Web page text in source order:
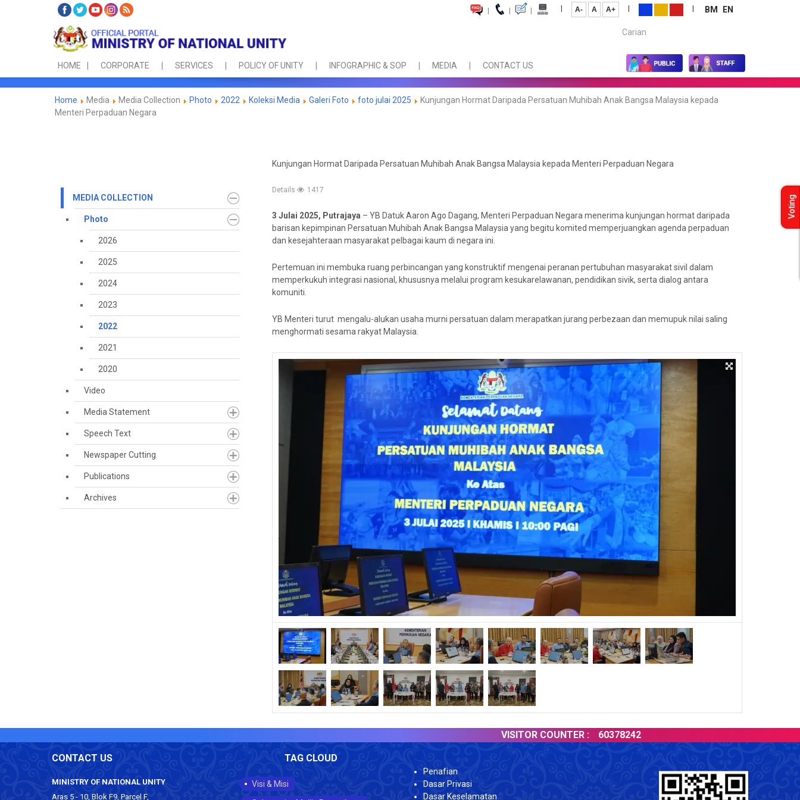
| | | | A- A A+ | | BM
EN
Carian...
HOME CORPORATE SERVICES POLICY OF UNITY INFOGRAPHIC & SOP MEDIA CONTACT US
Home Media Media Collection Photo 2022 Koleksi Media Galeri Foto foto julai 2025
Kunjungan Hormat Daripada Persatuan Muhibah Anak Bangsa Malaysia kepada
Menteri Perpaduan Negara
MEDIA COLLECTION
Photo
2026
2025
2024
2023
2022
2021
2020
Video
Media Statement
Speech Text
Newspaper Cutting
Publications
Archives
Kunjungan Hormat Daripada Persatuan Muhibah Anak Bangsa Malaysia kepada Menteri Perpaduan Negara
Details 1417
3 Julai 2025, Putrajaya – YB Datuk Aaron Ago Dagang, Menteri Perpaduan Negara menerima kunjungan hormat daripada
barisan kepimpinan Persatuan Muhibah Anak Bangsa Malaysia yang begitu komited memperjuangkan agenda perpaduan
dan kesejahteraan masyarakat pelbagai kaum di negara ini.
Pertemuan ini membuka ruang perbincangan yang konstruktif mengenai peranan pertubuhan masyarakat sivil dalam
memperkukuh integrasi nasional, khususnya melalui program kesukarelawanan, pendidikan sivik, serta dialog antara
komuniti.
YB Menteri turut mengalu-alukan usaha murni persatuan dalam merapatkan jurang perbezaan dan memupuk nilai saling
menghormati sesama rakyat Malaysia.
VISITOR COUNTER : 60378242
CONTACT US
MINISTRY OF NATIONAL UNITY
Aras 5 - 10, Blok F9, Parcel F,
TAG CLOUD
Visi & Misi
Penafian
Dasar Privasi
Dasar Keselamatan
Voting